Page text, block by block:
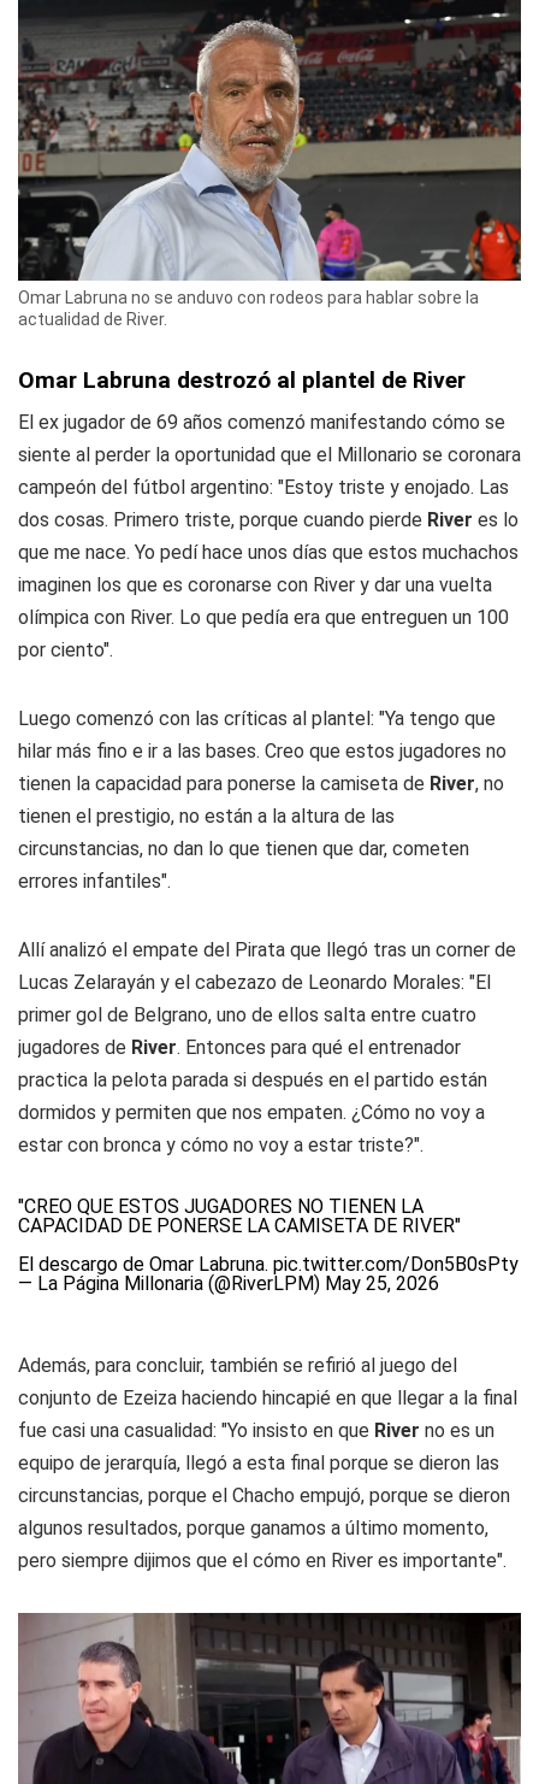
Omar Labruna no se anduvo con rodeos para hablar sobre la
actualidad de River.
Omar Labruna destrozó al plantel de River
El ex jugador de 69 años comenzó manifestando cómo se
siente al perder la oportunidad que el Millonario se coronara
campeón del fútbol argentino: "Estoy triste y enojado. Las
dos cosas. Primero triste, porque cuando pierde River es lo
que me nace. Yo pedí hace unos días que estos muchachos
imaginen los que es coronarse con River y dar una vuelta
olímpica con River. Lo que pedía era que entreguen un 100
por ciento".
Luego comenzó con las críticas al plantel: "Ya tengo que
hilar más fino e ir a las bases. Creo que estos jugadores no
tienen la capacidad para ponerse la camiseta de River, no
tienen el prestigio, no están a la altura de las
circunstancias, no dan lo que tienen que dar, cometen
errores infantiles".
Allí analizó el empate del Pirata que llegó tras un corner de
Lucas Zelarayán y el cabezazo de Leonardo Morales: "El
primer gol de Belgrano, uno de ellos salta entre cuatro
jugadores de River. Entonces para qué el entrenador
practica la pelota parada si después en el partido están
dormidos y permiten que nos empaten. ¿Cómo no voy a
estar con bronca y cómo no voy a estar triste?".
"CREO QUE ESTOS JUGADORES NO TIENEN LA
CAPACIDAD DE PONERSE LA CAMISETA DE RIVER"
El descargo de Omar Labruna. pic.twitter.com/Don5B0sPty
— La Página Millonaria (@RiverLPM) May 25, 2026
Además, para concluir, también se refirió al juego del
conjunto de Ezeiza haciendo hincapié en que llegar a la final
fue casi una casualidad: "Yo insisto en que River no es un
equipo de jerarquía, llegó a esta final porque se dieron las
circunstancias, porque el Chacho empujó, porque se dieron
algunos resultados, porque ganamos a último momento,
pero siempre dijimos que el cómo en River es importante".